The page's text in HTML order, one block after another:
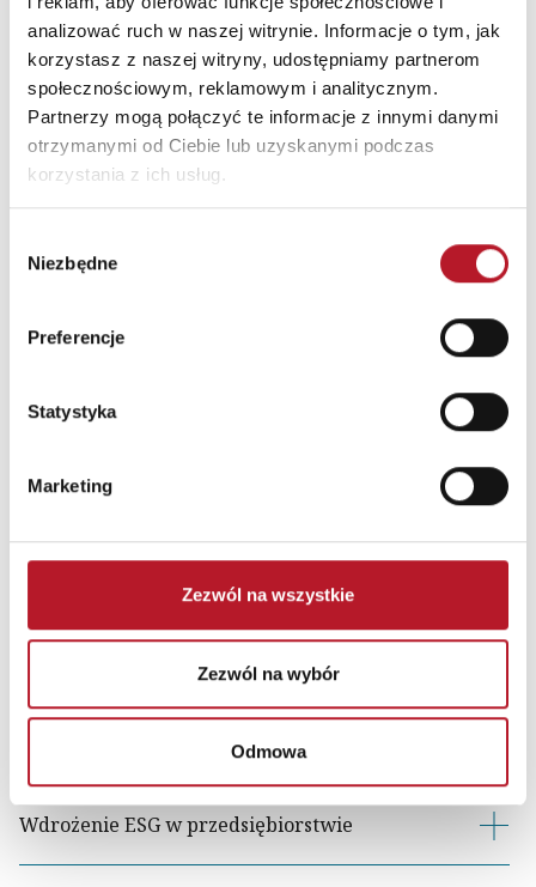
analizować ruch w naszej witrynie. Informacje o tym, jak
korzystasz z naszej witryny, udostępniamy partnerom
społecznościowym, reklamowym i analitycznym.
Partnerzy mogą połączyć te informacje z innymi danymi
otrzymanymi od Ciebie lub uzyskanymi podczas
korzystania z ich usług.
zgody
Niezbędne
Preferencje
Statystyka
Marketing
Zezwól na wszystkie
Zezwól na wybór
Odmowa
Dla kogo?
Przedsiębiorców, którzy chcą zgłębić ocenę
podwójnej istotności i zrozumieć nowe
praktycznego podejścia do wdrażania zasad ESG
i oceny podwójnej istotności.
którzy chcą skuteczniej wdrażać standardy ESG.
Pracowników działów raportowania i
przygotowanie zgodnych z przepisami raportów
ESG i wdrażanie nowych standardów.
najnowszymi regulacjami ESG i ich wpływem na
rynek.
Poznaj program
Wdrożenie ESG w przedsiębiorstwie